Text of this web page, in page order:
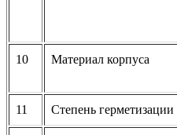
10 Материал корпуса
11 Степень герметизации